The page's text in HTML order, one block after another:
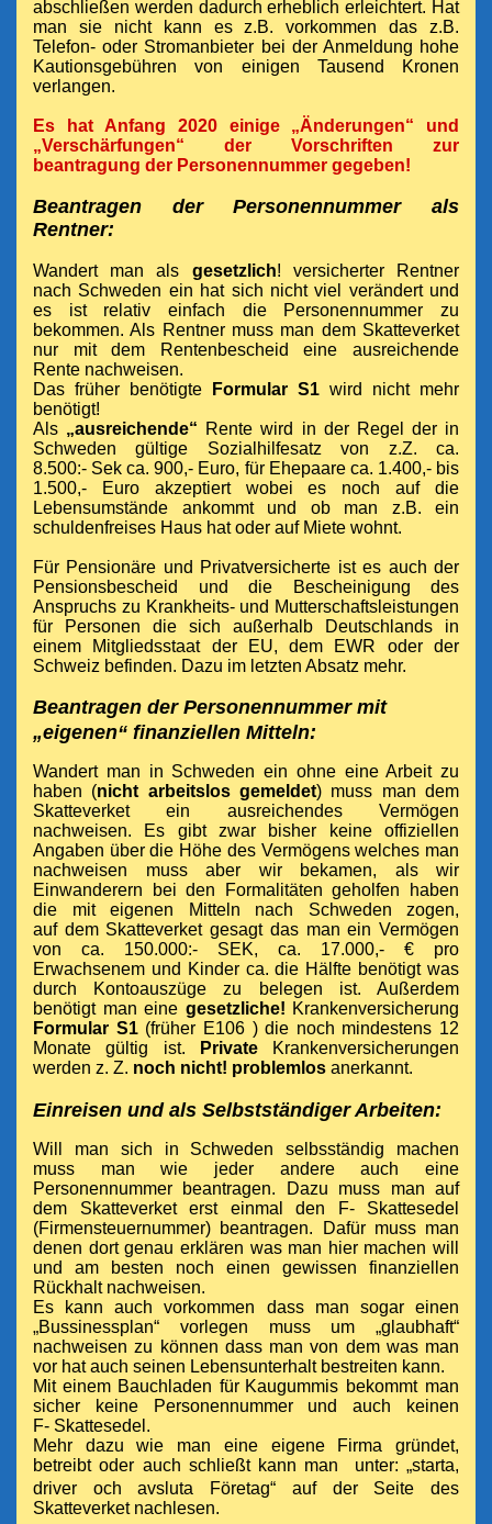
abschließen werden dadurch erheblich erleichtert. Hat
man sie nicht kann es z.B. vorkommen das z.B.
Telefon- oder Stromanbieter bei der Anmeldung hohe
Kautionsgebühren von einigen Tausend Kronen
verlangen.
Es hat Anfang 2020 einige „Änderungen“ und
„Verschärfungen“ der Vorschriften zur
beantragung der Personennummer gegeben!
Beantragen der Personennummer als
Rentner:
Wandert man als gesetzlich! versicherter Rentner
nach Schweden ein hat sich nicht viel verändert und
es ist relativ einfach die Personennummer zu
bekommen. Als Rentner muss man dem Skatteverket
nur mit dem Rentenbescheideine ausreichende
Rente nachweisen.
Das früher benötigte
Formular S1 wird nicht mehr
benötigt!
Als „ausreichende“ Rente wird in der Regel der in
Schweden gültige Sozialhilfesatz von z.Z. ca.
8.500:- Sek ca. 900,- Euro, für Ehepaare ca. 1.400,- bis
1.500,- Euro akzeptiert wobei es noch auf die
Lebensumstände ankommt und ob man z.B. ein
schuldenfreises Haus hat oder auf Miete wohnt.
Für Pensionäre und Privatversicherte ist es auch der
Pensionsbescheid und die
Bescheinigung des
Anspruchs zu Krankheits- und Mutterschaftsleistungen
für Personen die sich außerhalb Deutschlands in
einem Mitgliedsstaat der EU, dem EWR oder der
Schweiz befinden. Dazu im letzten Absatz mehr.
Beantragen der Personennummer mit
„eigenen“ finanziellen Mitteln:
Wandert man in Schweden ein ohne eine Arbeit zu
haben (nicht arbeitslos gemeldet) muss man dem
Skatteverket ein ausreichendes Vermögen
nachweisen. Es gibt zwar bisher keine offiziellen
Angaben über die Höhe des Vermögens welches man
nachweisen muss aber wir bekamen, als wir
Einwanderern bei den Formalitäten geholfen haben
die mit eigenen Mitteln nach Schweden zogen,
auf dem Skatteverket gesagt das man ein Vermögen
von ca. 150.000:- SEK, ca. 17.000,- € pro
Erwachsenem und Kinder ca. die Hälfte benötigt was
durch Kontoauszüge zu belegen ist. Außerdem
benötigt man eine gesetzliche! Krankenversicherung
Formular S1(früher E106 ) die noch mindestens 12
Monate gültig ist.
PrivateKrankenversicherungen
werden z. Z. noch nicht! problemlos anerkannt.
Einreisen und als Selbstständiger Arbeiten:
Will man sich in Schweden selbsständig machen
muss man wie jeder andere auch eine
Personennummer beantragen. Dazu muss man auf
dem Skatteverket erst einmal den F- Skattesedel
(Firmensteuernummer) beantragen. Dafür muss man
denen dortgenau erklären was man hier machen will
und am besten noch einen gewissen finanziellen
Rückhalt nachweisen.
Es kann auch vorkommen dass man sogar einen
„Bussinessplan“ vorlegen muss um „glaubhaft“
nachweisen zu können dass man von dem was man
vor hat auch seinen Lebensunterhalt bestreiten kann.
Mit einem Bauchladen für Kaugummis bekommt man
sicher
keine Personennummer und auch keinen
F- Skattesedel.
Mehr dazu wie man eine eigene Firma gründet,
betreibt oder auch schließt kann man
unter: „starta,
driver och avsluta Företag“ auf der Seite des
Skatteverket nachlesen.